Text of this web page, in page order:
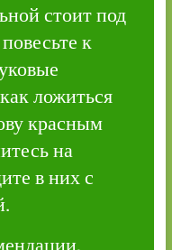
стоит под
к
ложиться
красным
на
в них с